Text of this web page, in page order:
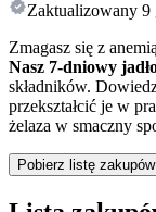
Zaktualizowany 9
Zmagasz się z
Nasz 7-dniowy
składników.
przekształcić je w
żelaza w smaczny
Pobierz listę zakupów